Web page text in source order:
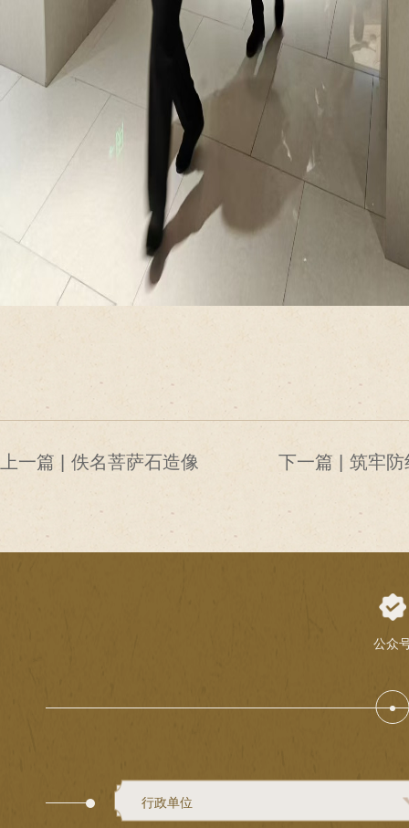
上一篇 | 佚名菩萨石造像 下一篇 |
筑牢
月”专
练
公众
行政单位